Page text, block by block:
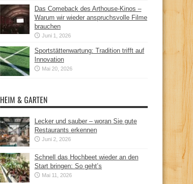
Das Comeback des Arthouse-Kinos –
Warum wir wieder anspruchsvolle Filme
brauchen
Juni 1, 2026
Sportstättenwartung: Tradition trifft auf
Innovation
Mai 20, 2026
HEIM & GARTEN
Lecker und sauber – woran Sie gute
Restaurants erkennen
Juni 2, 2026
Schnell das Hochbeet wieder an den
Start bringen: So geht’s
Mai 11, 2026